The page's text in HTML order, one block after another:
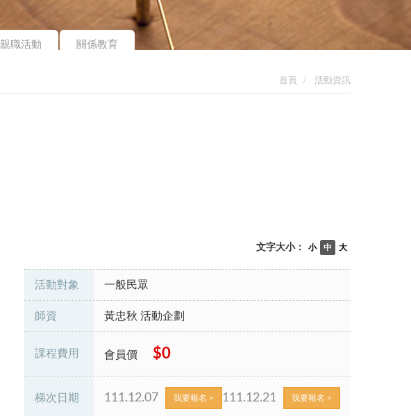
親職活動 關係教育
首頁 活動資訊
大
中
小
文字大小：
活動對象 一般民眾
師資 黃忠秋 活動企劃
課程費用 會員價 $0
梯次日期 111.12.07 我要報名 > 111.12.21 我要報名 >